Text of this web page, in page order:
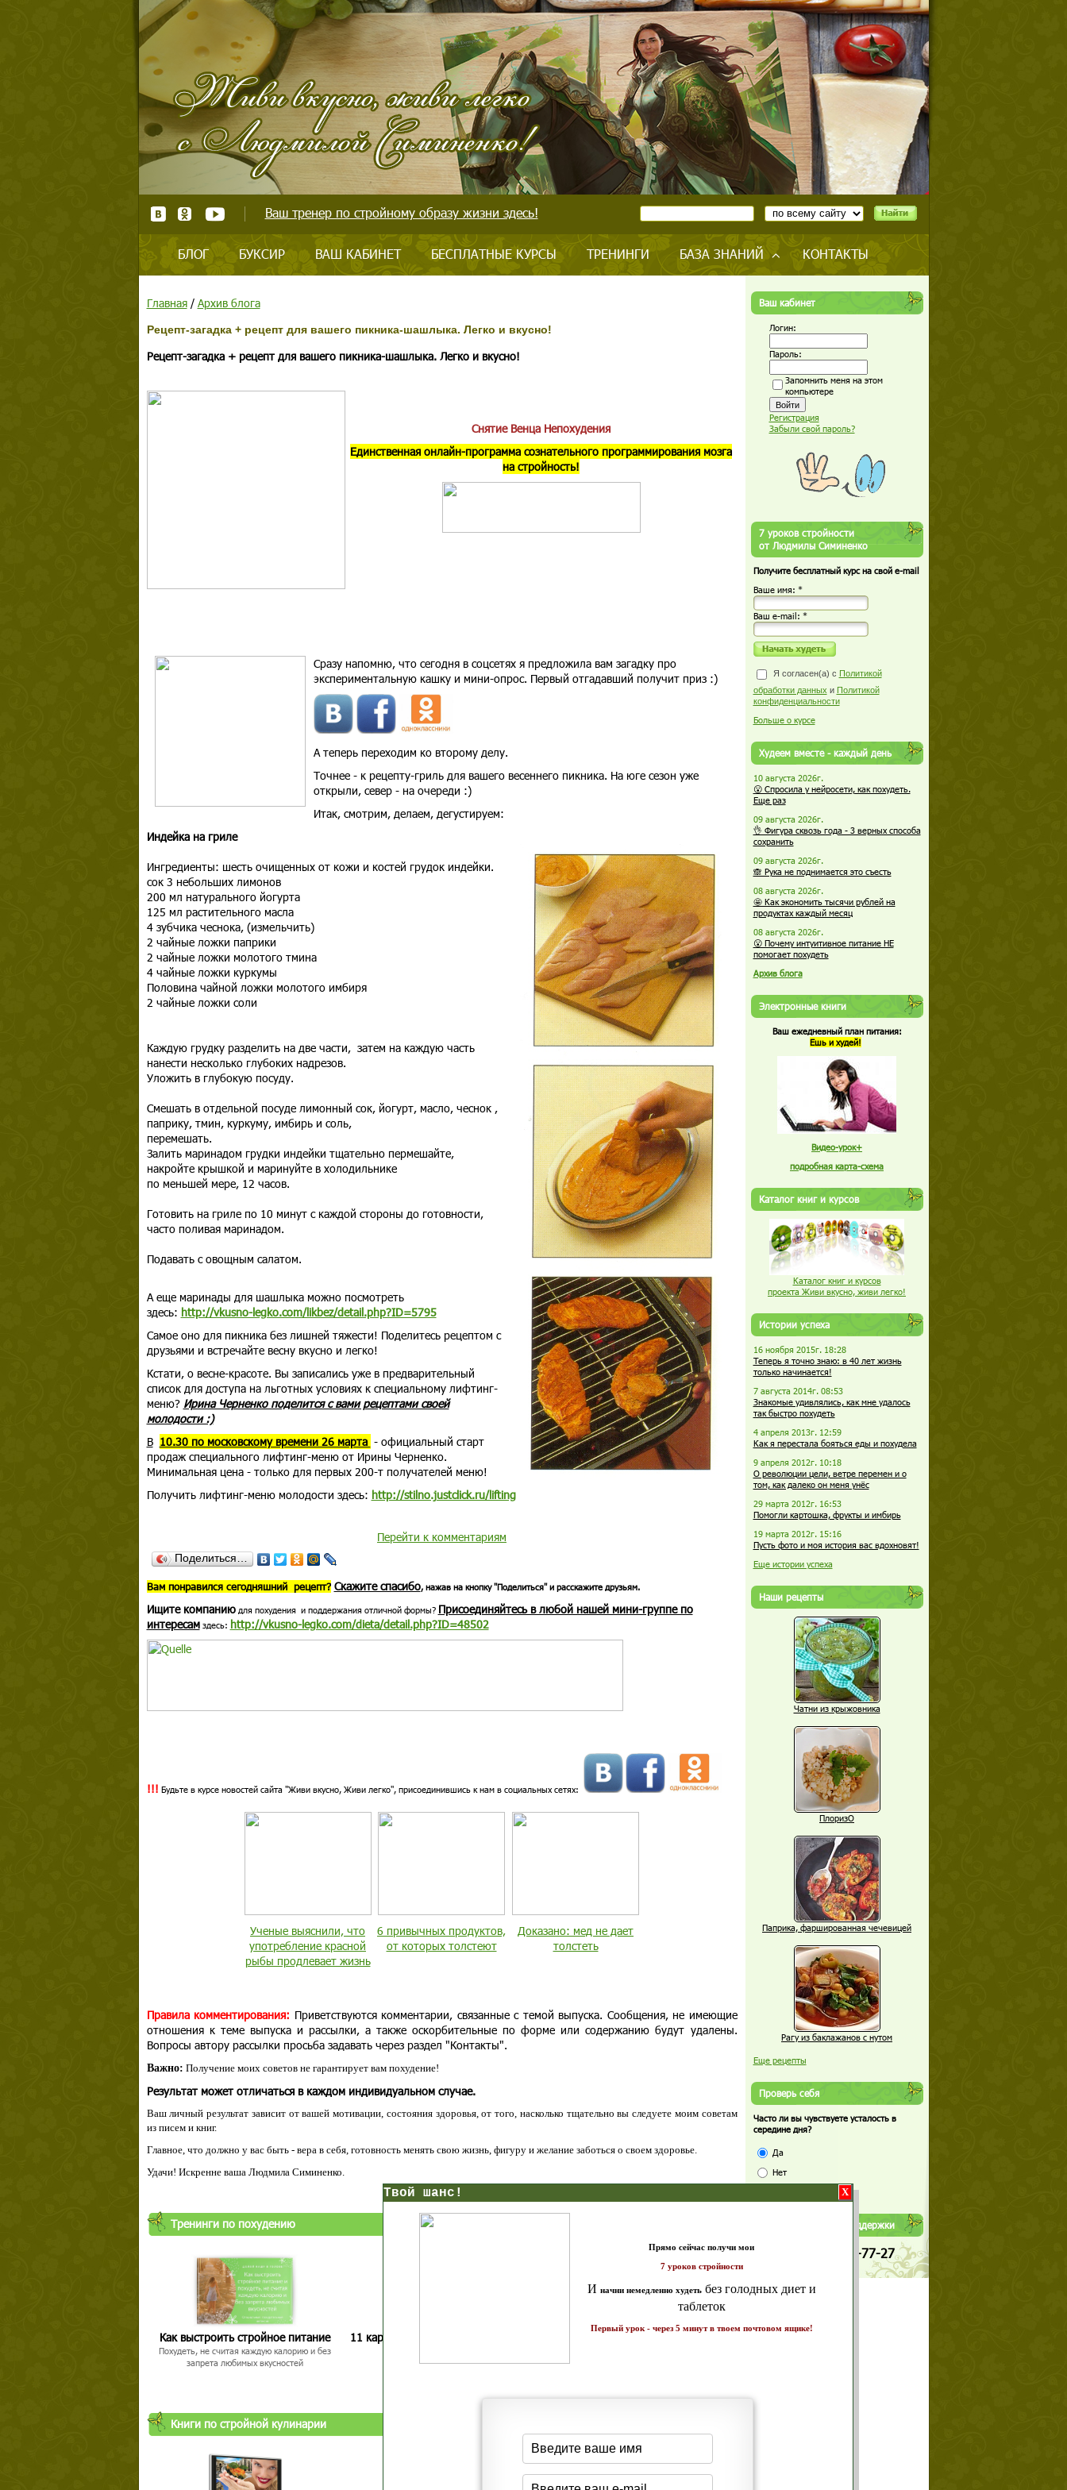
Ваш тренер по стройному образу жизни здесь!
БЛОГ БУКСИР ВАШ КАБИНЕТ БЕСПЛАТНЫЕ КУРСЫ ТРЕНИНГИ БАЗА ЗНАНИЙ КОНТАКТЫ
Главная/ Архив блога
Рецепт-загадка + рецепт для вашего пикника-шашлыка. Легко и вкусно!
Рецепт-загадка + рецепт для вашего пикника-шашлыка. Легко и вкусно!
Снятие Венца Непохудения
Единственная онлайн-программа сознательного программирования мозга
на стройность!
Сразу напомню, что сегодня в соцсетях я предложила вам загадку про
экспериментальную кашку и мини-опрос. Первый отгадавший получит приз :)
А теперь переходим ко второму делу.
Точнее - к рецепту-гриль для вашего весеннего пикника. На юге сезон уже
открыли, север - на очереди :)
Итак, смотрим, делаем, дегустируем:
Индейка на гриле
Ингредиенты: шесть очищенных от кожи и костей грудок индейки.
сок 3 небольших лимонов
200 мл натурального йогурта
125 мл растительного масла
4 зубчика чеснока, (измельчить)
2 чайные ложки паприки
2 чайные ложки молотого тмина
4 чайные ложки куркумы
Половина чайной ложки молотого имбиря
2 чайные ложки соли
Каждую грудку разделить на две части, затем на каждую часть
нанести несколько глубоких надрезов.
Уложить в глубокую посуду.
Смешать в отдельной посуде лимонный сок, йогурт, масло, чеснок ,
паприку, тмин, куркуму, имбирь и соль,
перемешать.
Залить маринадом грудки индейки тщательно пермешайте,
накройте крышкой и маринуйте в холодильнике
по меньшей мере, 12 часов.
Готовить на гриле по 10 минут с каждой стороны до готовности,
часто поливая маринадом.
Подавать с овощным салатом.
А еще маринады для шашлыка можно посмотреть
здесь: http://vkusno-legko.com/likbez/detail.php?ID=5795
Самое оно для пикника без лишней тяжести! Поделитесь рецептом с
друзьями и встречайте весну вкусно и легко!
Кстати, о весне-красоте. Вы записались уже в предварительный
список для доступа на льготных условиях к специальному лифтинг-
меню? Ирина Черненко поделится с вами рецептами своей
молодости :)
В 10.30 по московскому времени 26 марта - официальный старт
продаж специального лифтинг-меню от Ирины Черненко.
Минимальная цена - только для первых 200-т получателей меню!
Получить лифтинг-меню молодости здесь: http://stilno.justclick.ru/lifting
Перейти к комментариям
Поделиться…
Вам понравился сегодняшний рецепт? Скажите спасибо, нажав на кнопку "Поделиться" и расскажите друзьям.
Ищите компаниюдля похудения и поддержания отличной формы? Присоединяйтесь в любой нашей мини-группе по
интересамздесь: http://vkusno-legko.com/dieta/detail.php?ID=48502
!!! Будьте в курсе новостей сайта "Живи вкусно, Живи легко", присоединившись к нам в социальных сетях:
Ученые выяснили, что
употребление красной
рыбы продлевает жизнь
6 привычных продуктов,
от которых толстеют
Доказано: мед не дает
толстеть
Правила комментирования: Приветствуются комментарии, связанные с темой выпуска. Сообщения, не имеющие
отношения к теме выпуска и рассылки, а также оскорбительные по форме или содержанию будут удалены.
Вопросы автору рассылки просьба задавать через раздел "Контакты".
Важно: Получение моих советов не гарантирует вам похудение!
Результат может отличаться в каждом индивидуальном случае.
Ваш личный результат зависит от вашей мотивации, состояния здоровья, от того, насколько тщательно вы следуете моим советам
из писем и книг.
Главное, что должно у вас быть - вера в себя, готовность менять свою жизнь, фигуру и желание заботься о своем здоровье.
Удачи! Искренне ваша Людмила Симиненко.
Тренинги по похудению
Как выстроить стройное питание
Похудеть, не считая каждую калорию и без
запрета любимых вкусностей
11 каратов стройности для занятых
Простая система похудения
Как запустить жиросжигание за 7
Книги по стройной кулинарии
Ваш кабинет
Логин:
Пароль:
Запомнить меня на этом
компьютере
Регистрация
Забыли свой пароль?
7 уроков стройности
от Людмилы Симиненко
Получите бесплатный курс на свой e-mail
Ваше имя: *
Ваш е-mail: *
Я согласен(а) с Политикой
обработки данных и Политикой
конфиденциальности
Больше о курсе
Худеем вместе - каждый день
10 августа 2026г.
😮 Спросила у нейросети, как похудеть.
Еще раз
09 августа 2026г.
👌 Фигура сквозь года - 3 верных способа
сохранить
09 августа 2026г.
🙈 Рука не поднимается это съесть
08 августа 2026г.
🤩 Как экономить тысячи рублей на
продуктах каждый месяц
08 августа 2026г.
😮 Почему интуитивное питание НЕ
помогает похудеть
Архив блога
Электронные книги
Ваш ежедневный план питания:
Ешь и худей!
Видео-урок+
подробная карта-схема
Каталог книг и курсов
Каталог книг и курсов
проекта Живи вкусно, живи легко!
Истории успеха
16 ноября 2015г. 18:28
Теперь я точно знаю: в 40 лет жизнь
только начинается!
7 августа 2014г. 08:53
Знакомые удивлялись, как мне удалось
так быстро похудеть
4 апреля 2013г. 12:59
Как я перестала бояться еды и похудела
9 апреля 2012г. 10:18
О революции цели, ветре перемен и о
том, как далеко он меня унёс
29 марта 2012г. 16:53
Помогли картошка, фрукты и имбирь
19 марта 2012г. 15:16
Пусть фото и моя история вас вдохновят!
Еще истории успеха
Наши рецепты
Чатни из крыжовника
ПлоризО
Паприка, фаршированная чечевицей
Рагу из баклажанов с нутом
Еще рецепты
Проверь себя
Часто ли вы чувствуете усталость в
середине дня?
Да
Нет
Телефоны службы поддержки
+7 (909) 421-77-27
Прямо сейчас получи мои
начни немедленно худетьбез голодных диет и
Первый урок - через 5 минут в твоем почтовом ящике!